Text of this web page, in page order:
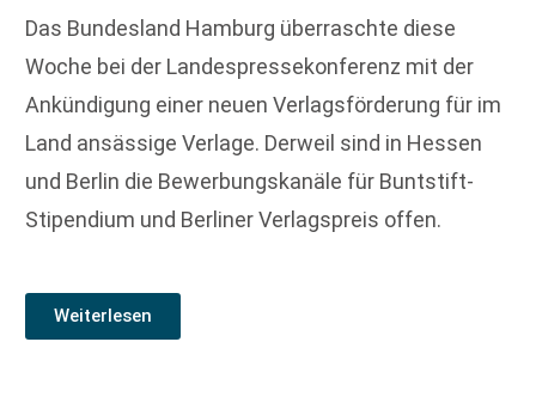
Das Bundesland Hamburg überraschte diese
Woche bei der Landespressekonferenz mit der
Ankündigung einer neuen Verlagsförderung für im
Land ansässige Verlage. Derweil sind in Hessen
und Berlin die Bewerbungskanäle für Buntstift-
Stipendium und Berliner Verlagspreis offen.
Weiterlesen